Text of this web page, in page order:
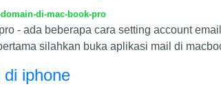
di-mac-book-pro
- ada beberapa cara setting account
silahkan buka aplikasi mail di
iphone